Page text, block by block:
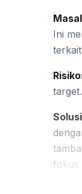
Ini
target.
fokus